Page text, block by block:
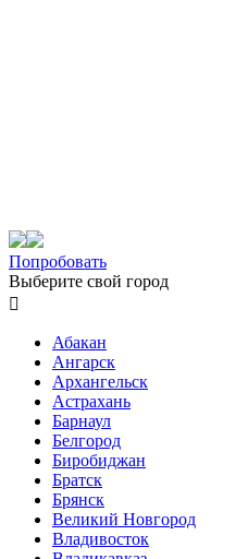
Попробовать
Выберите свой город

Абакан
Ангарск
Архангельск
Астрахань
Барнаул
Белгород
Биробиджан
Братск
Брянск
Великий Новгород
Владивосток